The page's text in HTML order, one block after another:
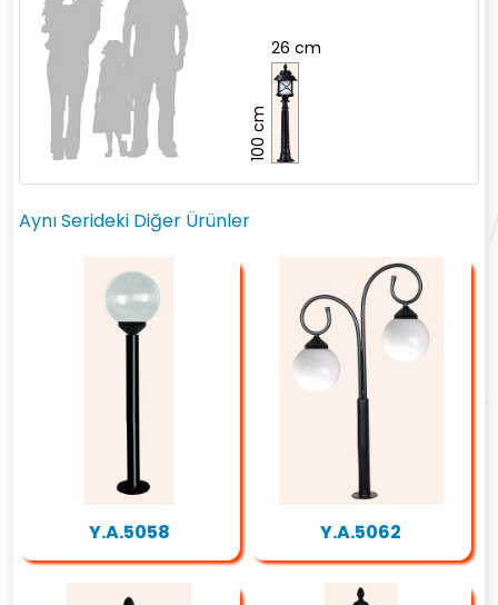
26 cm
100 cm
Aynı Serideki Diğer Ürünler
Y.A.5058 Y.A.5062